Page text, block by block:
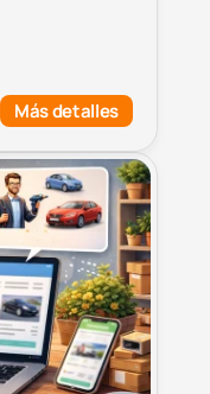
Más detalles